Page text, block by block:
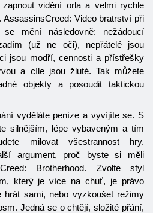
vidění orla a velmi rychle
AssassinsCreed: Video bratrství při
mění následovně: nežádoucí
(už ne oči), nepřátelé jsou
jsou modří, cennosti a přístřešky
a cíle jsou žluté. Tak můžete
objekty a posoudit taktickou
vyděláte peníze a vyvíjíte se. S
silnějším, lépe vybaveným a tím
milovat všestrannost hry.
argument, proč byste si měli
Brotherhood. Zvolte styl
který je více na chuť, je právo
hrát sami, nebo vyzkoušet režimy
Jedná se o chtějí, složité přání,